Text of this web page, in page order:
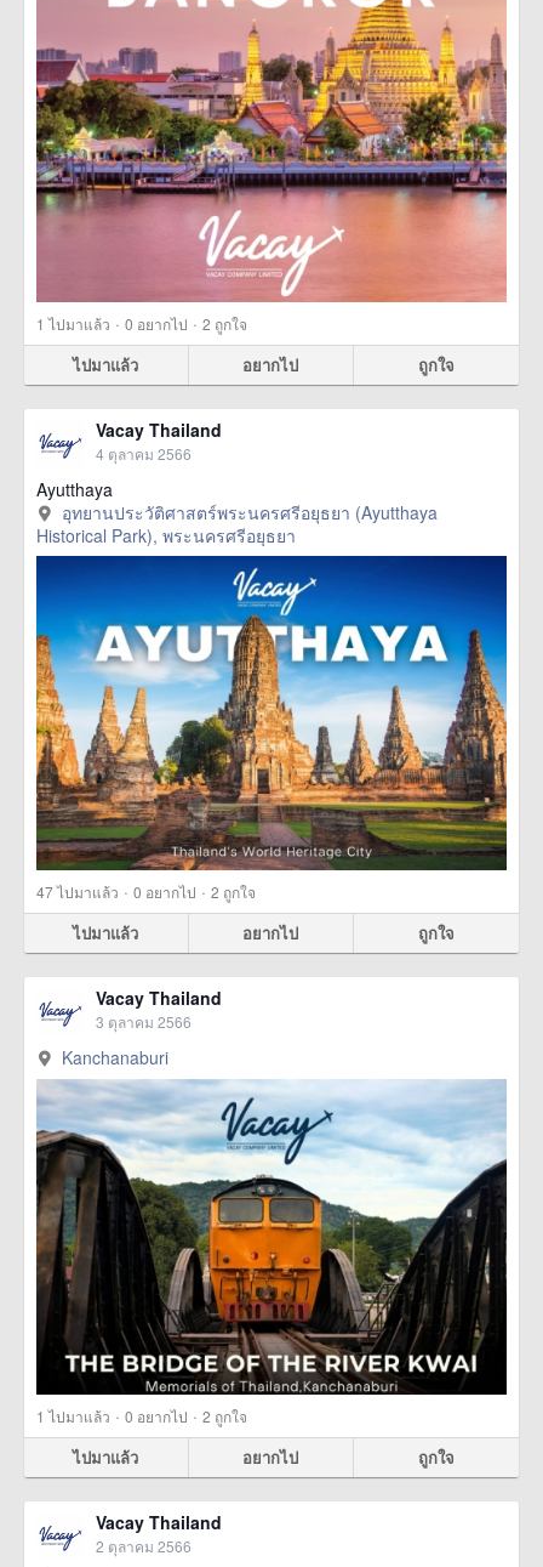
1 ไปมาแล้ว · 0 อยากไป · 2 ถูกใจ
ไปมาแล้ว อยากไป ถูกใจ
Vacay Thailand
4 ตุลาคม 2566
Ayutthaya
อุทยานประวัติศาสตร์พระนครศรีอยุธยา (Ayutthaya
Historical Park), พระนครศรีอยุธยา
47ไปมาแล้ว · 0 อยากไป · 2 ถูกใจ
ไปมาแล้ว อยากไป ถูกใจ
Vacay Thailand
3 ตุลาคม 2566
Kanchanaburi
1 ไปมาแล้ว · 0 อยากไป · 2 ถูกใจ
ไปมาแล้ว อยากไป ถูกใจ
Vacay Thailand
2 ตุลาคม 2566